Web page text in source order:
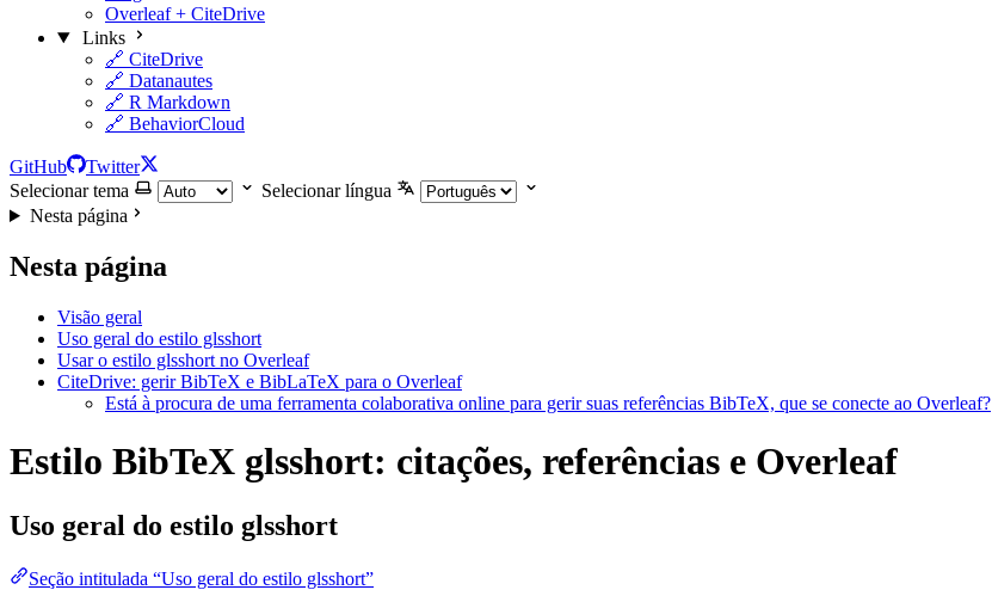
Overleaf + CiteDrive
Links
🔗 CiteDrive
🔗 Datanautes
🔗 R Markdown
🔗 BehaviorCloud
GitHub
Twitter
Selecionar tema
Selecionar língua
Nesta página
Nesta página
Visão geral
Uso geral do estilo glsshort
Usar o estilo glsshort no Overleaf
CiteDrive: gerir BibTeX e BibLaTeX para o Overleaf
Está à procura de uma ferramenta colaborativa online para gerir suas referências BibTeX, que se conecte ao Overleaf?
Estilo BibTeX glsshort: citações, referências e Overleaf
Uso geral do estilo glsshort
Seção intitulada “Uso geral do estilo glsshort”